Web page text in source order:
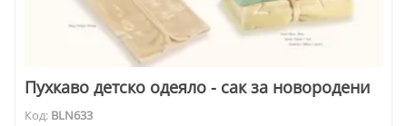
Пухкаво детско одеяло - сак за новородени
Код: BLN633